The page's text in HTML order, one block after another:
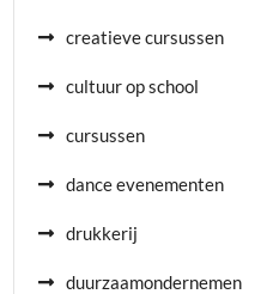
creatieve cursussen
cultuur op school
cursussen
dance evenementen
drukkerij
duurzaamondernemen